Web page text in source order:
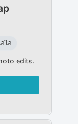
ไอ
edits.